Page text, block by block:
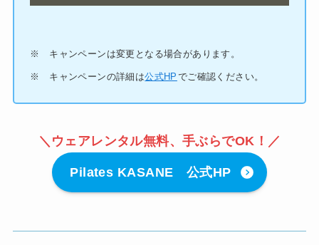
※ キャンペーンは変更となる場合があります。
※ キャンペーンの詳細は公式HP でご確認ください。
＼ウェアレンタル無料、手ぶらでOK！／
Pilates KASANE 公式HP